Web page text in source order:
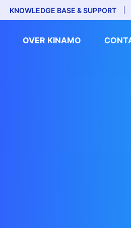
KNOWLEDGE BASE & SUPPORT
OVER KINAMO